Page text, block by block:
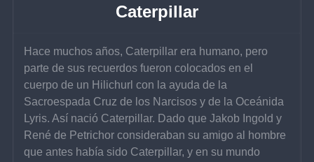
Caterpillar
Hace muchos años, Caterpillar era humano, pero
parte de sus recuerdos fueron colocados en el
cuerpo de un Hilichurl con la ayuda de la
Sacroespada Cruz de los Narcisos y de la Oceánida
Lyris. Así nació Caterpillar. Dado que Jakob Ingold y
René de Petrichor consideraban su amigo al hombre
que antes había sido Caterpillar, y en su mundo